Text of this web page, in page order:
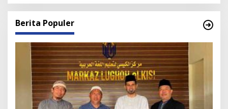
Berita Populer